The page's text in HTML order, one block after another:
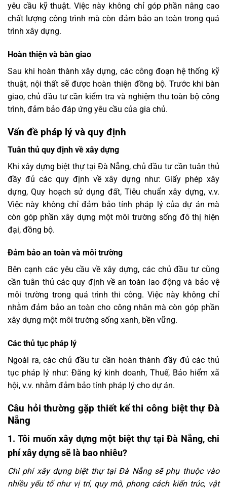
yêu cầu kỹ thuật. Việc này không chỉ góp phần nâng cao
chất lượng công trình mà còn đảm bảo an toàn trong quá
trình xây dựng.
Hoàn thiện và bàn giao
Sau khi hoàn thành xây dựng, các công đoạn hệ thống kỹ
thuật, nội thất sẽ được hoàn thiện đồng bộ. Trước khi bàn
giao, chủ đầu tư cần kiểm tra và nghiệm thu toàn bộ công
trình, đảm bảo đáp ứng yêu cầu của gia chủ.
Vấn đề pháp lý và quy định
Tuân thủ quy định về xây dựng
Khi xây dựng biệt thự tại Đà Nẵng, chủ đầu tư cần tuân thủ
đầy đủ các quy định về xây dựng như: Giấy phép xây
dựng, Quy hoạch sử dụng đất, Tiêu chuẩn xây dựng, v.v.
Việc này không chỉ đảm bảo tính pháp lý của dự án mà
còn góp phần xây dựng một môi trường sống đô thị hiện
đại, đồng bộ.
Đảm bảo an toàn và môi trường
Bên cạnh các yêu cầu về xây dựng, các chủ đầu tư cũng
cần tuân thủ các quy định về an toàn lao động và bảo vệ
môi trường trong quá trình thi công. Việc này không chỉ
nhằm đảm bảo an toàn cho công nhân mà còn góp phần
xây dựng một môi trường sống xanh, bền vững.
Các thủ tục pháp lý
Ngoài ra, các chủ đầu tư cần hoàn thành đầy đủ các thủ
tục pháp lý như: Đăng ký kinh doanh, Thuế, Bảo hiểm xã
hội, v.v. nhằm đảm bảo tính pháp lý cho dự án.
Câu hỏi thường gặp thiết kế thi công biệt thự Đà
Nẵng
1. Tôi muốn xây dựng một biệt thự tại Đà Nẵng, chi
phí xây dựng sẽ là bao nhiêu?
Chi phí xây dựng biệt thự tại Đà Nẵng sẽ phụ thuộc vào
nhiều yếu tố như vị trí, quy mô, phong cách kiến trúc, vật